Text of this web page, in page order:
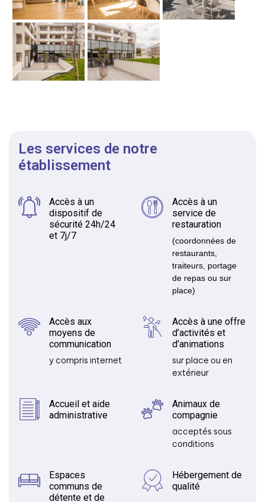
Les services de notre
établissement
Accès à un
dispositif de
sécurité 24h/24
et 7j/7
Accès à un
service de
restauration
(coordonnées de
restaurants,
traiteurs, portage
de repas ou sur
place)
Accès aux
moyens de
communication
y compris internet
Accès à une offre
d’activités et
d’animations
sur place ou en
extérieur
Accueil et aide
administrative
Animaux de
compagnie
acceptés sous
conditions
Espaces
communs de
détente et de
Hébergement de
qualité